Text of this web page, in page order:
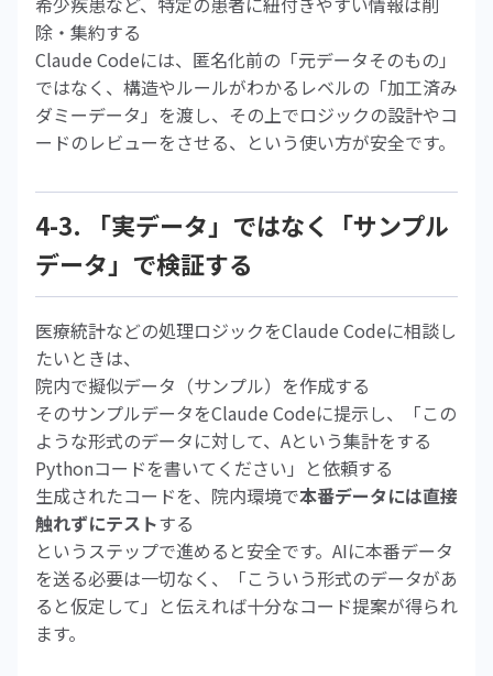
除・集約する
Claude Codeには、匿名化前の「元データそのもの」
ではなく、構造やルールがわかるレベルの「加工済み
ダミーデータ」を渡し、その上でロジックの設計やコ
ードのレビューをさせる、という使い方が安全です。
4-3. 「実データ」ではなく「サンプル
データ」で検証する
医療統計などの処理ロジックをClaude Codeに相談し
たいときは、
院内で擬似データ（サンプル）を作成する
そのサンプルデータをClaude Codeに提示し、「この
ような形式のデータに対して、Aという集計をする
Pythonコードを書いてください」と依頼する
生成されたコードを、院内環境で本番データには直接
触れずにテストする
というステップで進めると安全です。AIに本番データ
を送る必要は一切なく、「こういう形式のデータがあ
ると仮定して」と伝えれば十分なコード提案が得られ
ます。